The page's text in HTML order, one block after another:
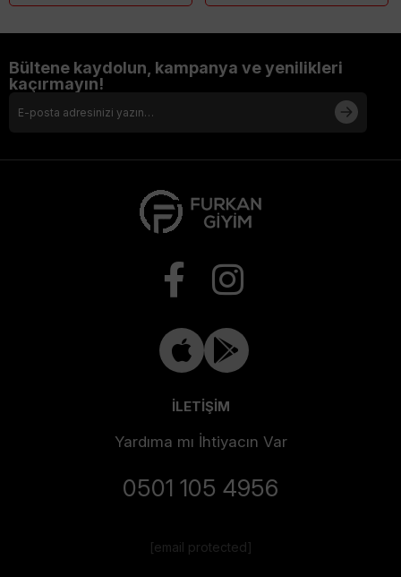
Bültene kaydolun, kampanya ve yenilikleri
kaçırmayın!
İLETİŞİM
Yardıma mı İhtiyacın Var
0501 105 4956
[email protected]